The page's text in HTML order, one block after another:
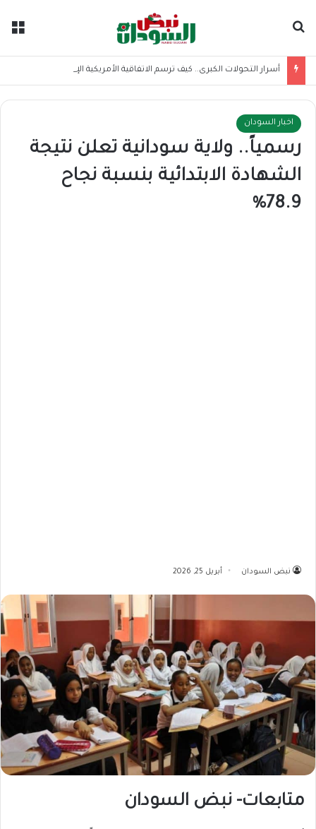
اخبار السودان
رسمياً.. ولاية سودانية تعلن نتيجة
الشهادة الابتدائية بنسبة نجاح
78.9%
نبض السودان أبريل 25, 2026
متابعات- نبض السودان